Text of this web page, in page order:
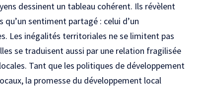
dessinent un tableau cohérent. Ils révèlent
sentiment partagé : celui d’un
Les inégalités territoriales ne se limitent pas
se traduisent aussi par une relation fragilisée
Tant que les politiques de développement
la promesse du développement local